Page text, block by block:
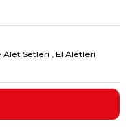
Alet Setleri , El Aletleri